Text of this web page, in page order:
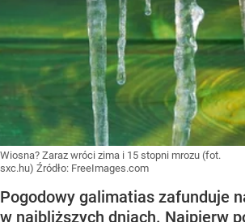
Wiosna? Zaraz wróci zima i 15 stopni mrozu (fot.
sxc.hu) Źródło: FreeImages.com
Pogodowy galimatias zafunduje
w najbliższych dniach. Najpierw